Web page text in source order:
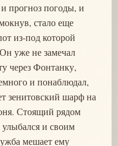
прогноз погоды, и
стало еще
из-под которой
уже не замечал
через Фонтанку,
и понаблюдал,
зенитовский шарф на
Стоящий рядом
и своим
мешает ему